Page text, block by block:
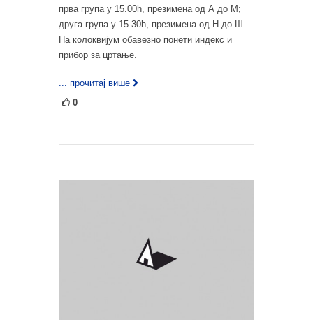
прва група у 15.00h, презимена од А до М;
друга група у 15.30h, презимена од Н до Ш.
На колоквијум обавезно понети индекс и
прибор за цртање.
... прочитај више
0